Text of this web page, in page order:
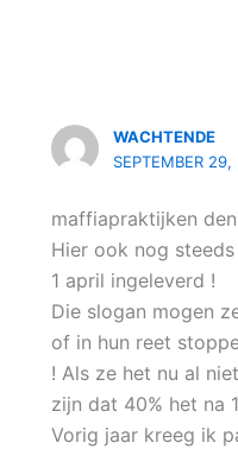
WACHTENDE
SEPTEMBER
maffiapraktijken
Hier ook nog
1 april ingeleverd !
Die slogan mogen
of in hun reet
! Als ze het nu al
zijn dat 40% het na
Vorig jaar kreeg ik